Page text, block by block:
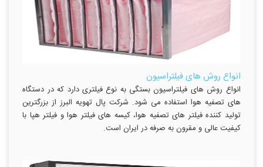
انواع روش های فیلتراسیون
انواع روش های فیلتراسیون بستگی به نوع فیلتری دارد که در دستگاه
های تصفیه هوا استفاده می شود. شرکت پال تهویه البرز از بزرگترین
تولید کننده فیلتر های تصفیه هوا، کیسه های فیلتر هوا و فیلتر هپا با
کیفیت عالی و مقرون به صرفه در ایران است.